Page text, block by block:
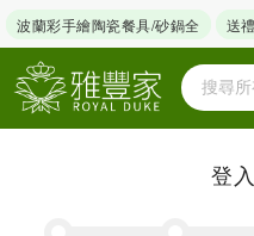
波蘭彩手繪陶瓷餐具/砂鍋全 送
登